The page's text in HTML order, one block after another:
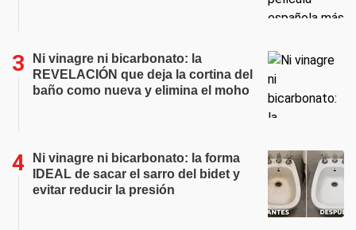
Ni vinagre ni bicarbonato: la
REVELACIÓN que deja la cortina del
baño como nueva y elimina el moho
Ni vinagre ni bicarbonato: la forma
IDEAL de sacar el sarro del bidet y
evitar reducir la presión